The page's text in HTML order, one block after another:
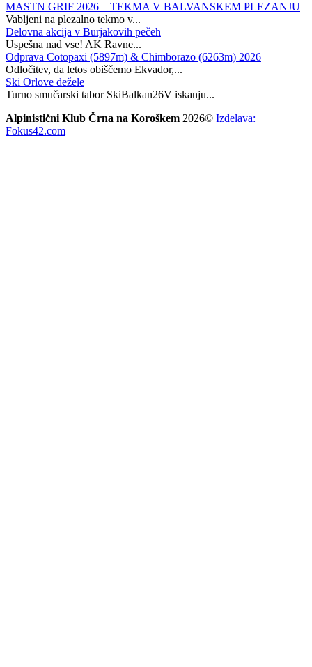
MASTN GRIF 2026 – TEKMA V BALVANSKEM PLEZANJU
Vabljeni na plezalno tekmo v...
Delovna akcija v Burjakovih pečeh
Uspešna nad vse! AK Ravne...
Odprava Cotopaxi (5897m) & Chimborazo (6263m) 2026
Odločitev, da letos obiščemo Ekvador,...
Ski Orlove dežele
Turno smučarski tabor SkiBalkan26V iskanju...
Alpinistični Klub Črna na Koroškem 2026© Izdelava:
Fokus42.com